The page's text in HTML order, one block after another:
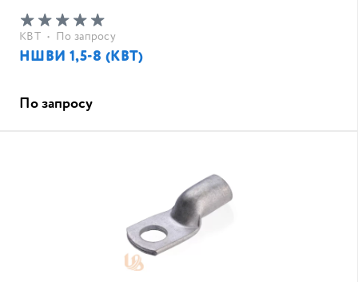
КВТ • По запросу
НШВИ 1,5-8 (КВТ)
По запросу